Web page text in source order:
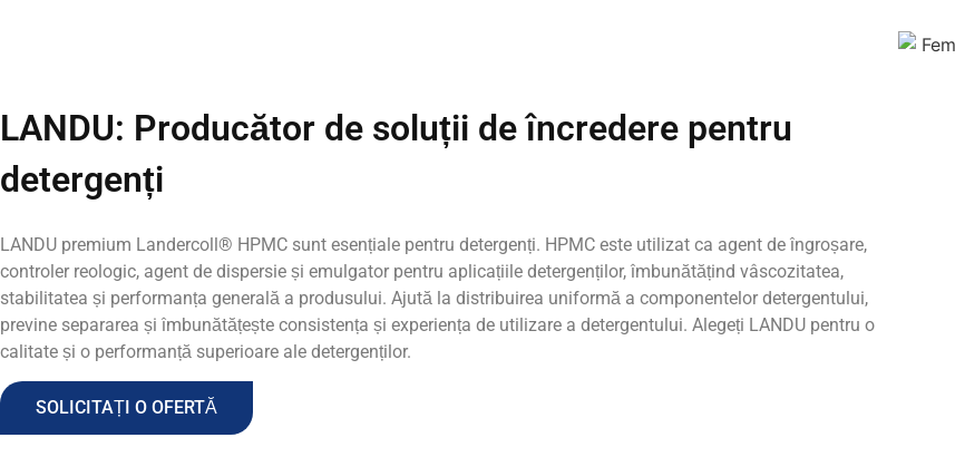
LANDU: Producător de soluții de încredere pentru
detergenți
LANDU premium Landercoll® HPMC sunt esențiale pentru detergenți. HPMC este utilizat ca agent de îngroșare,
controler reologic, agent de dispersie și emulgator pentru aplicațiile detergenților, îmbunătățind vâscozitatea,
stabilitatea și performanța generală a produsului. Ajută la distribuirea uniformă a componentelor detergentului,
previne separarea și îmbunătățește consistența și experiența de utilizare a detergentului. Alegeți LANDU pentru o
calitate și o performanță superioare ale detergenților.
SOLICITAȚI O OFERTĂ